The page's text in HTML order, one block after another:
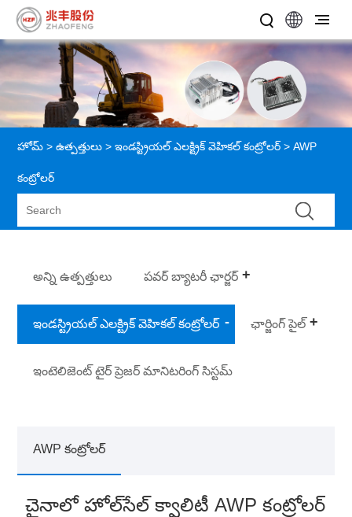
హోమ్ > ఉత్పత్తులు >ఇండస్ట్రియల్ ఎలక్ట్రిక్ వెహికల్ కంట్రోలర్ > AWP
కంట్రోలర్
అన్ని ఉత్పత్తులు పవర్ బ్యాటరీ ఛార్జర్
ఇండస్ట్రియల్ ఎలక్ట్రిక్ వెహికల్ కంట్రోలర్ ఛార్జింగ్ పైల్
ఇంటెలిజెంట్ టైర్ ప్రెజర్ మానిటరింగ్ సిస్టమ్
AWP కంట్రోలర్
చైనాలో హోల్‌సేల్ క్వాలిటీ AWP కంట్రోలర్